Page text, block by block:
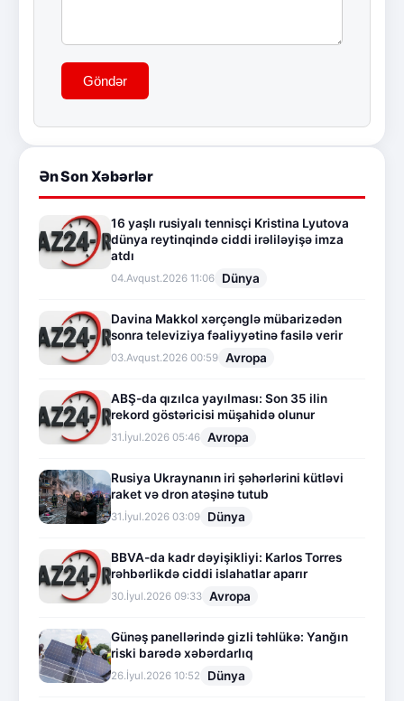
Göndər
Ən Son Xəbərlər
16 yaşlı rusiyalı tennisçi Kristina Lyutova
dünya reytinqində ciddi irəliləyişə imza
atdı
04.Avqust.2026 11:06 Dünya
Davina Makkol xərçənglə mübarizədən
sonra televiziya fəaliyyətinə fasilə verir
03.Avqust.2026 00:59 Avropa
ABŞ-da qızılca yayılması: Son 35 ilin
rekord göstəricisi müşahidə olunur
31.İyul.2026 05:46 Avropa
Rusiya Ukraynanın iri şəhərlərini kütləvi
raket və dron atəşinə tutub
31.İyul.2026 03:09 Dünya
BBVA-da kadr dəyişikliyi: Karlos Torres
rəhbərlikdə ciddi islahatlar aparır
30.İyul.2026 09:33 Avropa
Günəş panellərində gizli təhlükə: Yanğın
riski barədə xəbərdarlıq
26.İyul.2026 10:52 Dünya